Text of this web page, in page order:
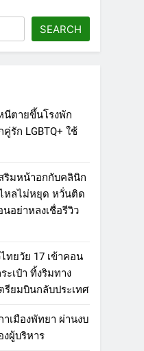
SEARCH
ตายขึ้นโรงพัก
รัก LGBTQ+ ใช้
สริมหน้าอกกับคลินิก
หลไม่หยุด หวั่นติด
อย่าหลงเชื่อรีวิว
ยวัย 17 เข้าคอน
ะเป๋า ทิ้งริมทาง
ยมบินกลับประเทศ
เมืองพัทยา ผ่านงบ
งผู้บริหาร